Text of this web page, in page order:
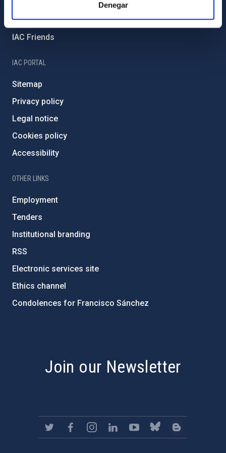
Denegar
Severo Ochoa Programme
IAC Friends
IAC PORTAL
Sitemap
Privacy policy
Legal notice
Cookies policy
Accessibility
OTHER LINKS
Employment
Tenders
Institutional branding
RSS
Electronic services site
Ethics channel
Condolences for Francisco Sánchez
Join our Newsletter